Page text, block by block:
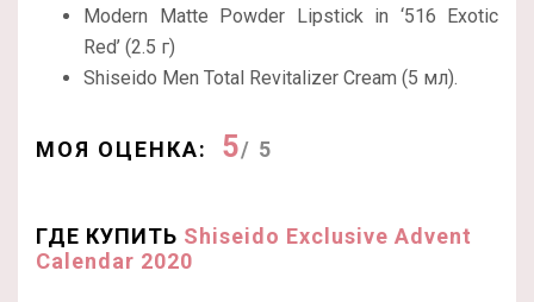
Modern Matte Powder Lipstick in ‘516 Exotic
Red’ (2.5 г)
Shiseido Men Total Revitalizer Cream (5 мл).
МОЯ ОЦЕНКА: 5/ 5
ГДЕ КУПИТЬ Shiseido Exclusive Advent
Calendar 2020